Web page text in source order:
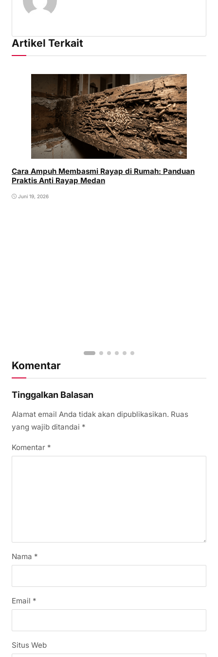
Artikel Terkait
Cara Ampuh Membasmi Rayap di Rumah: Panduan
Praktis Anti Rayap Medan
Juni 19, 2026
Komentar
Tinggalkan Balasan
Alamat email Anda tidak akan dipublikasikan. Ruas
yang wajib ditandai *
Komentar *
Nama *
Email *
Situs Web